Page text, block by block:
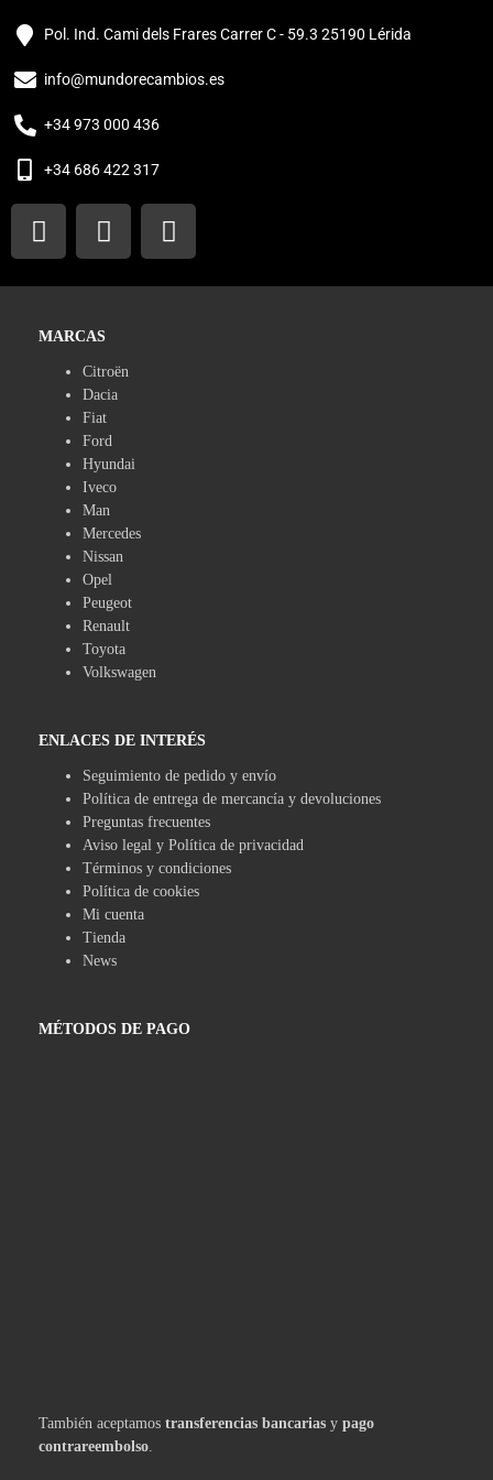
Pol. Ind. Cami dels Frares Carrer C - 59.3 25190 Lérida
info@mundorecambios.es
+34 973 000 436
+34 686 422 317
MARCAS
Citroën
Dacia
Fiat
Ford
Hyundai
Iveco
Man
Mercedes
Nissan
Opel
Peugeot
Renault
Toyota
Volkswagen
ENLACES DE INTERÉS
Seguimiento de pedido y envío
Política de entrega de mercancía y devoluciones
Preguntas frecuentes
Aviso legal y Política de privacidad
Términos y condiciones
Política de cookies
Mi cuenta
Tienda
News
MÉTODOS DE PAGO
También aceptamos transferencias bancarias y pago
contrareembolso.